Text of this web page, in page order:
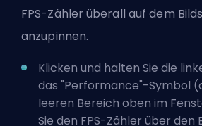
FPS-Zähler überall auf dem
anzupinnen.
Klicken und halten Sie die
das "Performance"-Symbol
leeren Bereich oben im
Sie den FPS-Zähler über den